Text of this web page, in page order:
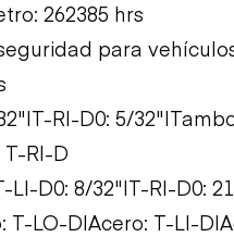
262385 hrs
para
RI-D0: 5/
RI-D
LI-D0: 8/32"|T-RI-D0:
LO-D|Acero: T-LI-